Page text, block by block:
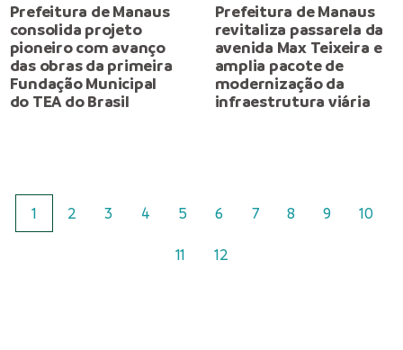
Prefeitura de Manaus
consolida projeto
pioneiro com avanço
das obras da primeira
Fundação Municipal
do TEA do Brasil
Prefeitura de Manaus
revitaliza passarela da
avenida Max Teixeira e
amplia pacote de
modernização da
infraestrutura viária
1 2 3 4 5 6 7 8 9 10
11 12